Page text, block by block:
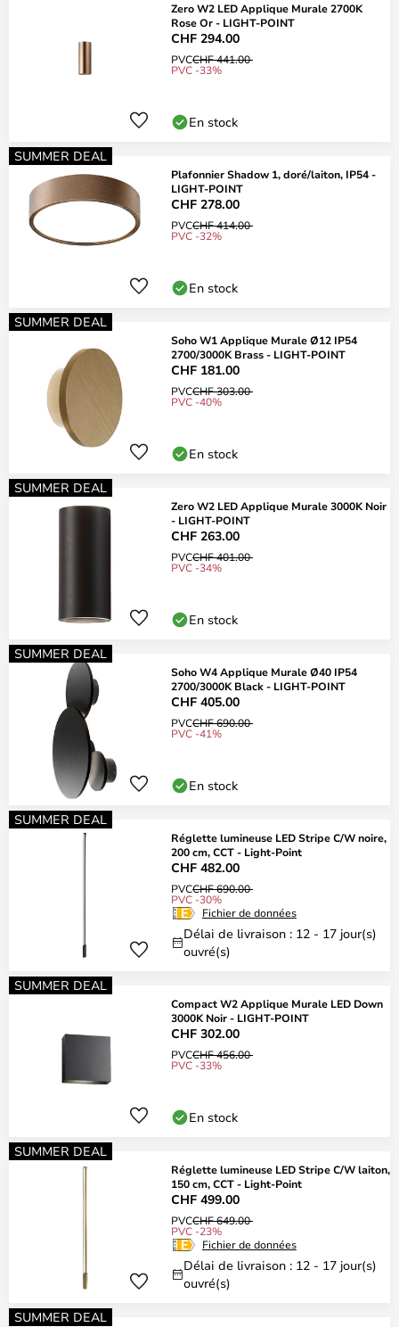
Zero W2 LED Applique Murale 2700K
Rose Or - LIGHT-POINT
CHF 294.00
PVCCHF 441.00
PVC -33%
En stock
SUMMER DEAL
Plafonnier Shadow 1, doré/laiton, IP54 -
LIGHT-POINT
CHF 278.00
PVCCHF 414.00
PVC -32%
En stock
SUMMER DEAL
Soho W1 Applique Murale Ø12 IP54
2700/3000K Brass - LIGHT-POINT
CHF 181.00
PVCCHF 303.00
PVC -40%
En stock
SUMMER DEAL
Zero W2 LED Applique Murale 3000K Noir
- LIGHT-POINT
CHF 263.00
PVCCHF 401.00
PVC -34%
En stock
SUMMER DEAL
Soho W4 Applique Murale Ø40 IP54
2700/3000K Black - LIGHT-POINT
CHF 405.00
PVCCHF 690.00
PVC -41%
En stock
SUMMER DEAL
Réglette lumineuse LED Stripe C/W noire,
200 cm, CCT - Light-Point
CHF 482.00
PVCCHF 690.00
PVC -30%
Fichier de données
Délai de livraison : 12 - 17 jour(s)
ouvré(s)
SUMMER DEAL
Compact W2 Applique Murale LED Down
3000K Noir - LIGHT-POINT
CHF 302.00
PVCCHF 456.00
PVC -33%
En stock
SUMMER DEAL
Réglette lumineuse LED Stripe C/W laiton,
150 cm, CCT - Light-Point
CHF 499.00
PVCCHF 649.00
PVC -23%
Fichier de données
Délai de livraison : 12 - 17 jour(s)
ouvré(s)
SUMMER DEAL